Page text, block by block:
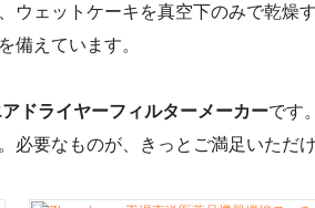
ウェットケーキを真空下のみで乾燥
備えています。
アドライヤーフィルターメーカーです
必要なものが、きっとご満足いただ